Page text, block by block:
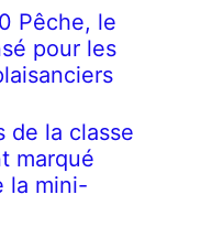
Pêche, le
pour les
de la classe
marqué
la mini-